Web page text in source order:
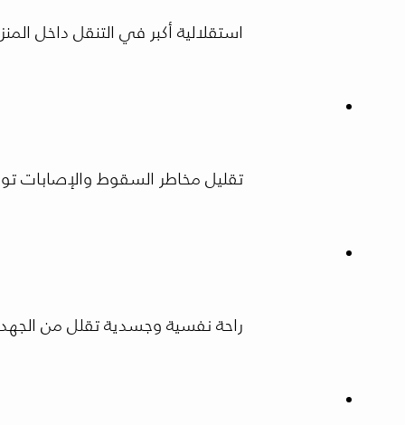
استقلالية أكبر في التنقل داخل
تقليل مخاطر السقوط والإصابات
راحة نفسية وجسدية تقلل من